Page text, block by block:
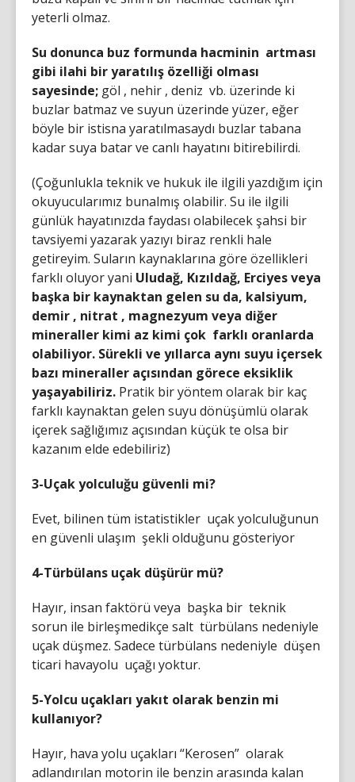
yeterli olmaz.
Su donunca buz formunda hacminin artması
gibi ilahi bir yaratılış özelliği olması
sayesinde; göl , nehir , deniz vb. üzerinde ki
buzlar batmaz ve suyun üzerinde yüzer, eğer
böyle bir istisna yaratılmasaydı buzlar tabana
kadar suya batar ve canlı hayatını bitirebilirdi.
(Çoğunlukla teknik ve hukuk ile ilgili yazdığım için
okuyucularımız bunalmış olabilir. Su ile ilgili
günlük hayatınızda faydası olabilecek şahsi bir
tavsiyemi yazarak yazıyı biraz renkli hale
getireyim. Suların kaynaklarına göre özellikleri
farklı oluyor yani Uludağ, Kızıldağ, Erciyes veya
başka bir kaynaktan gelen su da, kalsiyum,
demir , nitrat , magnezyum veya diğer
mineraller kimi az kimi çok farklı oranlarda
olabiliyor. Sürekli ve yıllarca aynı suyu içersek
bazı mineraller açısından görece eksiklik
yaşayabiliriz. Pratik bir yöntem olarak bir kaç
farklı kaynaktan gelen suyu dönüşümlü olarak
içerek sağlığımız açısından küçük te olsa bir
kazanım elde edebiliriz)
3-Uçak yolculuğu güvenli mi?
Evet, bilinen tüm istatistikler uçak yolculuğunun
en güvenli ulaşım şekli olduğunu gösteriyor
4-Türbülans uçak düşürür mü?
Hayır, insan faktörü veya başka bir teknik
sorun ile birleşmedikçe salt türbülans nedeniyle
uçak düşmez. Sadece türbülans nedeniyle düşen
ticari havayolu uçağı yoktur.
5-Yolcu uçakları yakıt olarak benzin mi
kullanıyor?
Hayır, hava yolu uçakları “Kerosen” olarak
adlandırılan motorin ile benzin arasında kalan